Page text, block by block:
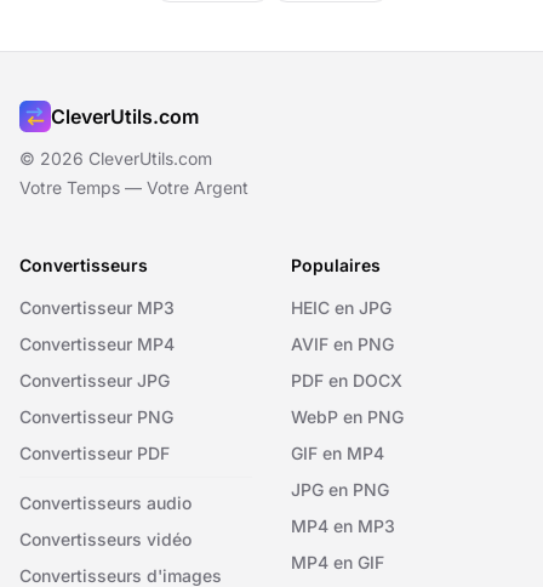
CleverUtils.com
© 2026 CleverUtils.com
Votre Temps — Votre Argent
Convertisseurs
Convertisseur MP3
Convertisseur MP4
Convertisseur JPG
Convertisseur PNG
Convertisseur PDF
Convertisseurs audio
Convertisseurs vidéo
Convertisseurs d'images
Populaires
HEIC en JPG
AVIF en PNG
PDF en DOCX
WebP en PNG
GIF en MP4
JPG en PNG
MP4 en MP3
MP4 en GIF